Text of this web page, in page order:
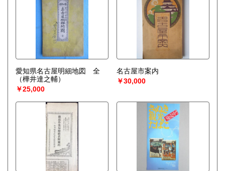
愛知県名古屋明細地図 全
（樺井達之輔）
￥25,000
名古屋市案内
￥30,000